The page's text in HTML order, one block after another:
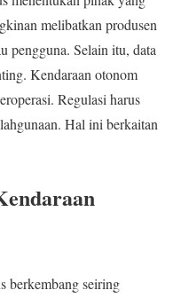
melibatkan produsen
pengguna. Selain itu, data
Kendaraan otonom
Regulasi harus
Hal ini berkaitan
berkembang seiring